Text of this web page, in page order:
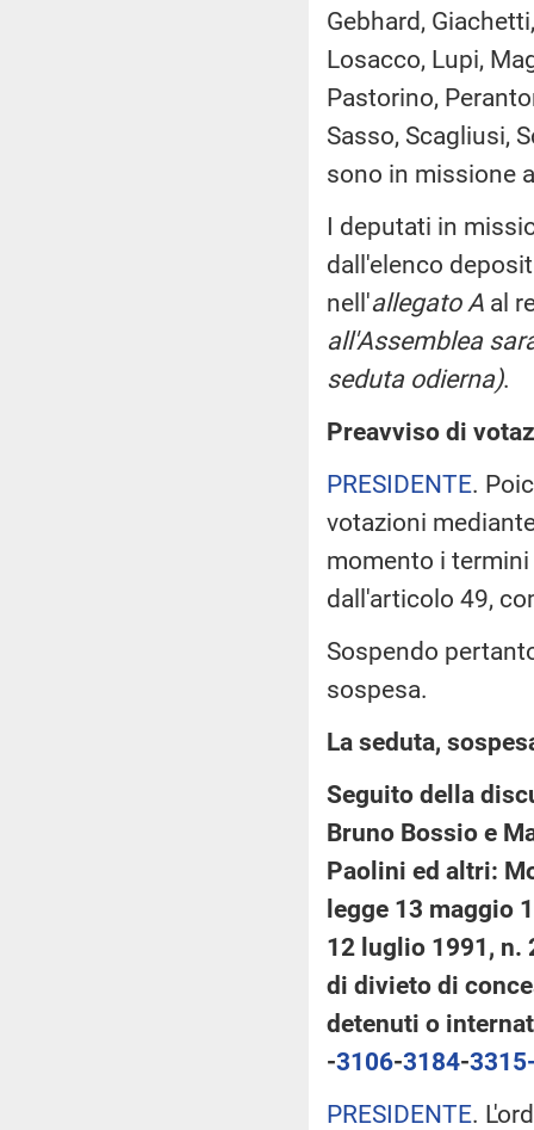
Gebhard,
Losacco, Lupi,
Pastorino,
Sasso, Scagliusi,
sono in missione
I deputati in
dall'elenco
nell'allegato A al
all'Assemblea
seduta odierna).
Preavviso di
PRESIDENTE.
votazioni
momento i
dall'articolo 49,
Sospendo
sospesa.
La seduta,
Seguito della
Bruno Bossio e
Paolini ed altri:
legge 13 maggio
12 luglio 1991, n.
di divieto di
detenuti o
-3106​-3184​-
PRESIDENTE.